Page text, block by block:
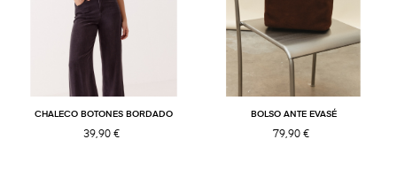
CHALECO BOTONES BORDADO
39,90 €
BOLSO ANTE EVASÉ
79,90 €